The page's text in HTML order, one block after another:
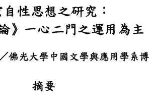
自性思想
：
信論》一
敏）
／佛光大學中國
摘要